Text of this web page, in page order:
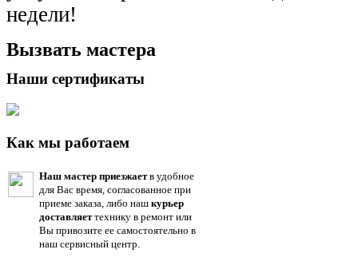
недели!
Вызвать мастера
Наши сертификаты
Как мы работаем
Наш мастер приезжаетв удобное
для Вас время, согласованное при
приеме заказа, либо наш курьер
доставляеттехнику в ремонт или
Вы привозите ее самостоятельно в
наш сервисный центр.